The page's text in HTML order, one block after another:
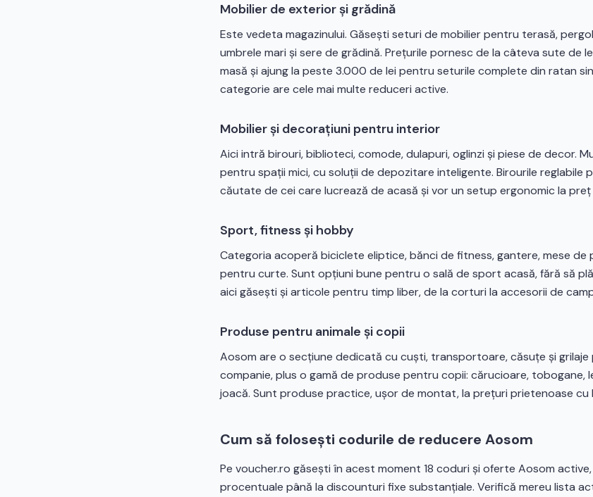
Mobilier de exterior și grădină
Este vedeta magazinului. Găsești seturi de mobilier pentru terasă,
umbrele mari și sere de grădină. Prețurile pornesc de la câteva sute de
masă și ajung la peste 3.000 de lei pentru seturile complete din ratan
categorie are cele mai multe reduceri active.
Mobilier și decorațiuni pentru interior
Aici intră birouri, biblioteci, comode, dulapuri, oglinzi și piese de decor.
pentru spații mici, cu soluții de depozitare inteligente. Birourile reglabile
căutate de cei care lucrează de acasă și vor un setup ergonomic la preț
Sport, fitness și hobby
Categoria acoperă biciclete eliptice, bănci de fitness, gantere, mese de
pentru curte. Sunt opțiuni bune pentru o sală de sport acasă, fără să
aici găsești și articole pentru timp liber, de la corturi la accesorii de
Produse pentru animale și copii
Aosom are o secțiune dedicată cu cuști, transportoare, căsuțe și grilaje
companie, plus o gamă de produse pentru copii: cărucioare, tobogane,
joacă. Sunt produse practice, ușor de montat, la prețuri prietenoase cu
Cum să folosești codurile de reducere Aosom
Pe voucher.ro găsești în acest moment 18 coduri și oferte Aosom
procentuale până la discounturi fixe substanțiale. Verifică mereu lista